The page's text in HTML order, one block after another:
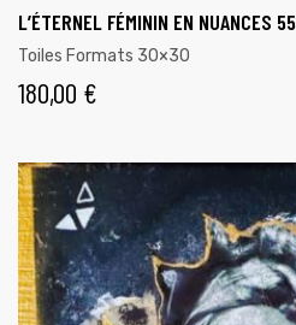
L’ÉTERNEL FÉMININ EN NUANCES 55
Toiles Formats 30×30
180,00 €